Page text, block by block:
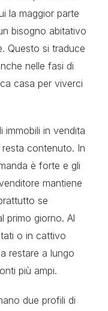
la maggior parte
bisogno abitativo
Questo si traduce
nelle fasi di
casa per viverci
in vendita
contenuto. In
è forte e gli
mantiene
se
primo giorno. Al
o in cattivo
restare a lungo
più ampi.
due profili di